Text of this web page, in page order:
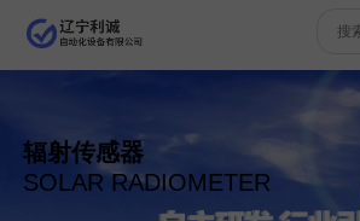
辐射传感器
SOLAR RADIOMETER